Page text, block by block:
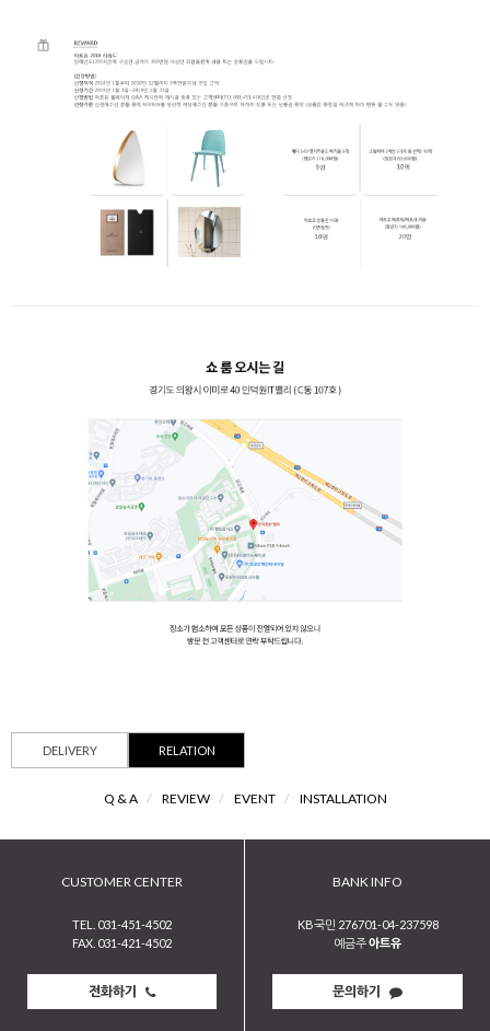
DELIVERY RELATION
Q & A / REVIEW / EVENT / INSTALLATION
CUSTOMER CENTER
TEL. 031-451-4502
FAX. 031-421-4502
전화하기
BANK INFO
KB국민 276701-04-237598
예금주아트유
문의하기